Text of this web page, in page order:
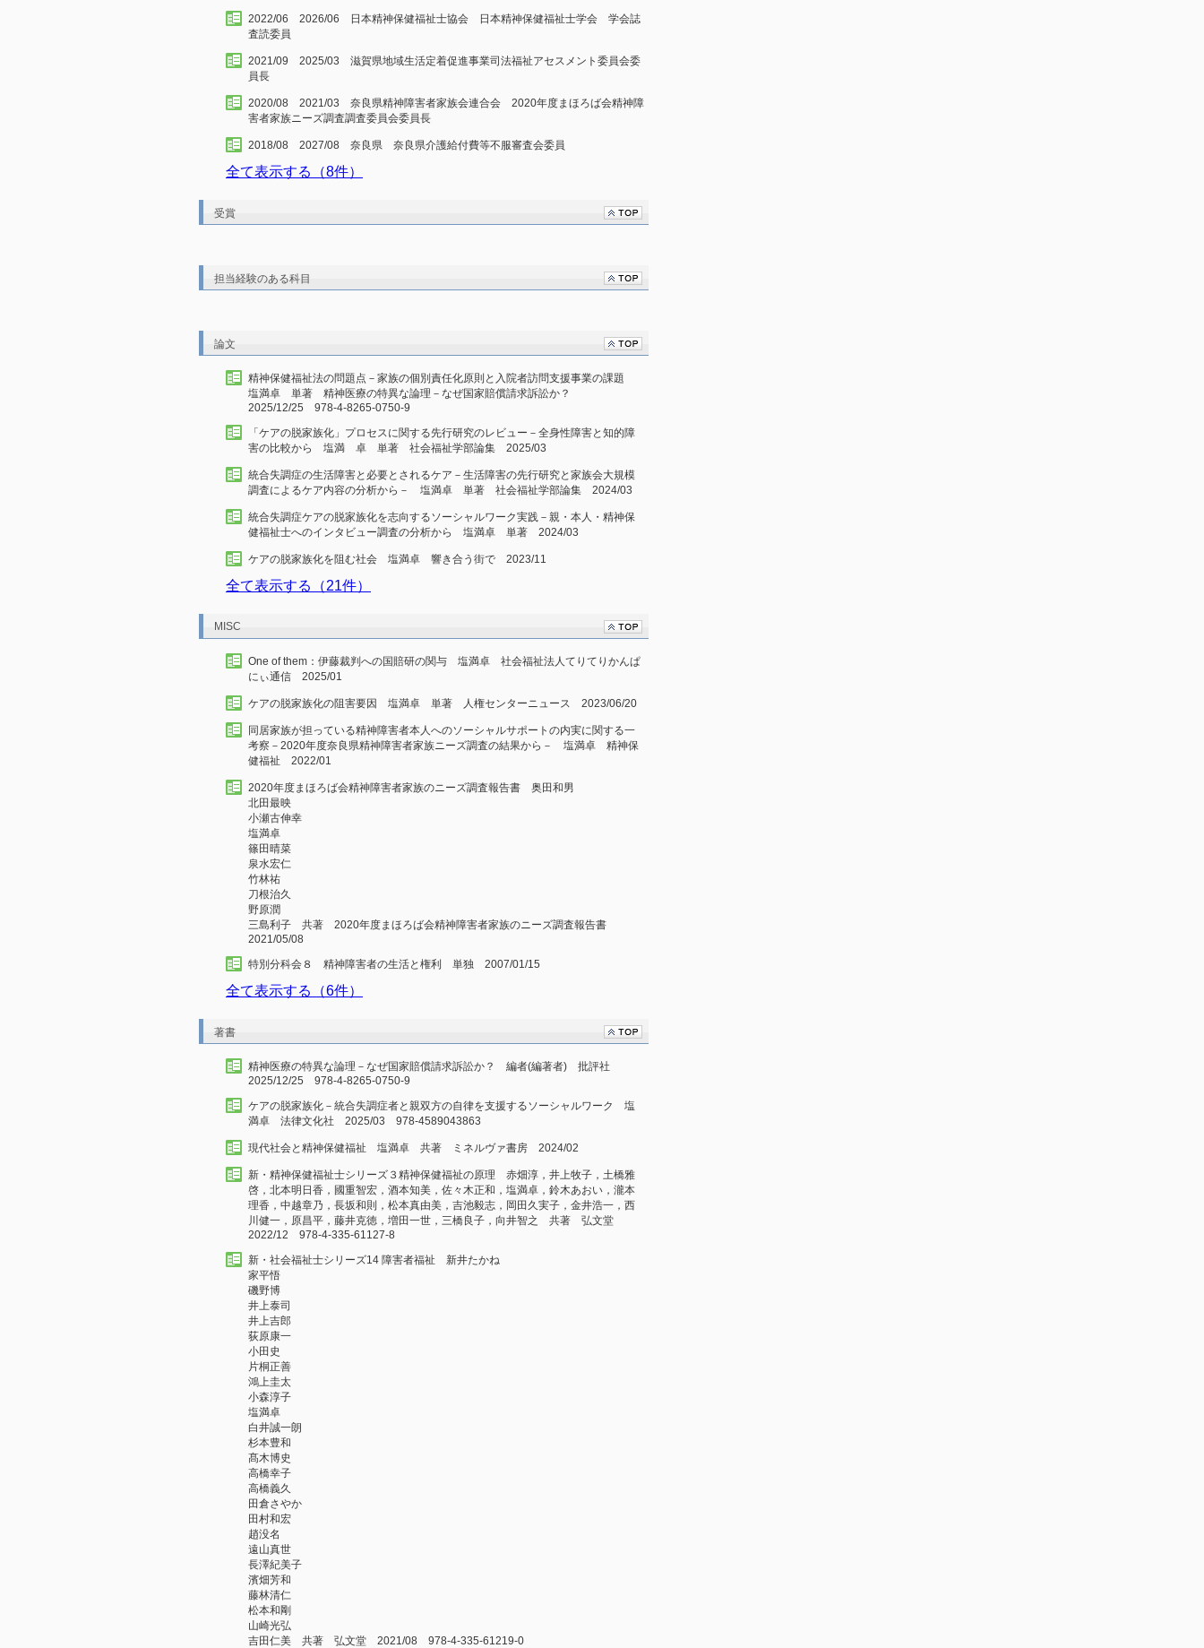
2022/06 2026/06 日本精神保健福祉士協会 日本精神保健福祉士学会 学会誌
査読委員
2021/09 2025/03 滋賀県地域生活定着促進事業司法福祉アセスメント委員会委
員長
2020/08 2021/03 奈良県精神障害者家族会連合会 2020年度まほろば会精神障
害者家族ニーズ調査調査委員会委員長
2018/08 2027/08 奈良県 奈良県介護給付費等不服審査会委員
全て表示する（8件）
受賞
担当経験のある科目
論文
精神保健福祉法の問題点－家族の個別責任化原則と入院者訪問支援事業の課題
塩満卓 単著 精神医療の特異な論理－なぜ国家賠償請求訴訟か？
2025/12/25 978-4-8265-0750-9
「ケアの脱家族化」プロセスに関する先行研究のレビュー－全身性障害と知的障
害の比較から 塩満 卓 単著 社会福祉学部論集 2025/03
統合失調症の生活障害と必要とされるケア－生活障害の先行研究と家族会大規模
調査によるケア内容の分析から－ 塩満卓 単著 社会福祉学部論集 2024/03
統合失調症ケアの脱家族化を志向するソーシャルワーク実践－親・本人・精神保
健福祉士へのインタビュー調査の分析から 塩満卓 単著 2024/03
ケアの脱家族化を阻む社会 塩満卓 響き合う街で 2023/11
全て表示する（21件）
MISC
One of them：伊藤裁判への国賠研の関与 塩満卓 社会福祉法人てりてりかんぱ
にぃ通信 2025/01
ケアの脱家族化の阻害要因 塩満卓 単著 人権センターニュース 2023/06/20
同居家族が担っている精神障害者本人へのソーシャルサポートの内実に関する一
考察－2020年度奈良県精神障害者家族ニーズ調査の結果から－ 塩満卓 精神保
健福祉 2022/01
2020年度まほろば会精神障害者家族のニーズ調査報告書 奥田和男
北田最映
小瀬古伸幸
塩満卓
篠田晴菜
泉水宏仁
竹林祐
刀根治久
野原潤
三島利子 共著 2020年度まほろば会精神障害者家族のニーズ調査報告書
2021/05/08
特別分科会８ 精神障害者の生活と権利 単独 2007/01/15
全て表示する（6件）
著書
精神医療の特異な論理－なぜ国家賠償請求訴訟か？ 編者(編著者) 批評社
2025/12/25 978-4-8265-0750-9
ケアの脱家族化－統合失調症者と親双方の自律を支援するソーシャルワーク 塩
満卓 法律文化社 2025/03 978-4589043863
現代社会と精神保健福祉 塩満卓 共著 ミネルヴァ書房 2024/02
新・精神保健福祉士シリーズ３精神保健福祉の原理 赤畑淳，井上牧子，土橋雅
啓，北本明日香，國重智宏，酒本知美，佐々木正和，塩満卓，鈴木あおい，瀧本
理香，中越章乃，長坂和則，松本真由美，吉池毅志，岡田久実子，金井浩一，西
川健一，原昌平，藤井克徳，増田一世，三橋良子，向井智之 共著 弘文堂
2022/12 978-4-335-61127-8
新・社会福祉士シリーズ14 障害者福祉 新井たかね
家平悟
磯野博
井上泰司
井上吉郎
荻原康一
小田史
片桐正善
鴻上圭太
小森淳子
塩満卓
白井誠一朗
杉本豊和
髙木博史
高橋幸子
高橋義久
田倉さやか
田村和宏
趙没名
遠山真世
長澤紀美子
濱畑芳和
藤林清仁
松本和剛
山崎光弘
吉田仁美 共著 弘文堂 2021/08 978-4-335-61219-0